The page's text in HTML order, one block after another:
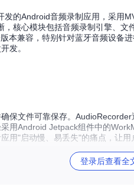
的Android音频录制应用，采用
核心模块包括音频录制引擎、
本兼容，特别针对蓝牙音频设备
发。
保文件可靠保存。
用Android Jetpack组件中的
用"启动慢、易丢失"的痛点，让用
重要。应用内置三种录制格式：
；而3GP格式则针对社交分享进
登录后查看全